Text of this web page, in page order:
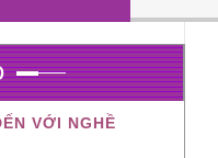
VỚI NGHỀ